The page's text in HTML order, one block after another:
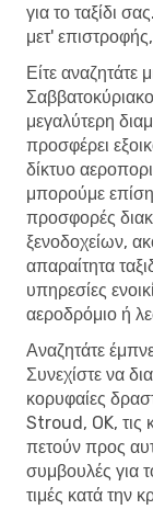
για το ταξίδι
μετ'
Είτε
μεγαλύτερη
προσφέρει
δίκτυο
μπορούμε
προσφορές
ξενοδοχείων,
απαραίτητα
υπηρεσίες
αεροδρόμιο ή
Αναζητάτε
Συνεχίστε να
κορυφαίες
Stroud, OK, τις
πετούν προς
συμβουλές για
τιμές κατά την